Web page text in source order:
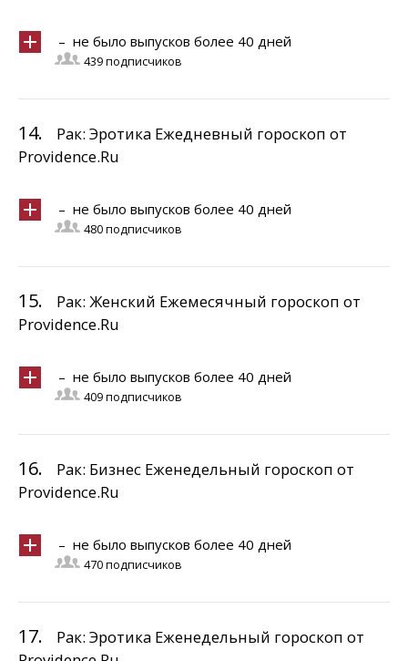
– не было выпусков более 40 дней
439 подписчиков
14.
Рак: Эротика Ежедневный гороскоп от
Providence.Ru
– не было выпусков более 40 дней
480 подписчиков
15.
Рак: Женский Ежемесячный гороскоп от
Providence.Ru
– не было выпусков более 40 дней
409 подписчиков
16.
Рак: Бизнес Еженедельный гороскоп от
Providence.Ru
– не было выпусков более 40 дней
470 подписчиков
17.
Рак: Эротика Еженедельный гороскоп от